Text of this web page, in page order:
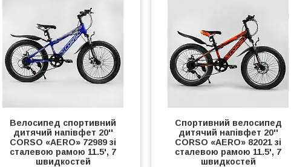
Велосипед спортивний
дитячий напівфет 20''
CORSO «AERO» 72989 зі
сталевою рамою 11.5', 7
швидкостей
Спортивний велосипед
дитячий напівфет 20''
CORSO «AERO» 82021 зі
сталевою рамою 11.5', 7
швидкостей